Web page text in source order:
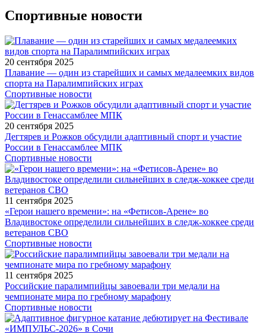
Спортивные новости
20 сентября 2025
Плавание — один из старейших и самых медалеемких видов
спорта на Паралимпийских играх
Спортивные новости
20 сентября 2025
Дегтярев и Рожков обсудили адаптивный спорт и участие
России в Генассамблее МПК
Спортивные новости
11 сентября 2025
«Герои нашего времени»: на «Фетисов-Арене» во
Владивостоке определили сильнейших в следж-хоккее среди
ветеранов СВО
Спортивные новости
11 сентября 2025
Российские паралимпийцы завоевали три медали на
чемпионате мира по гребному марафону
Спортивные новости